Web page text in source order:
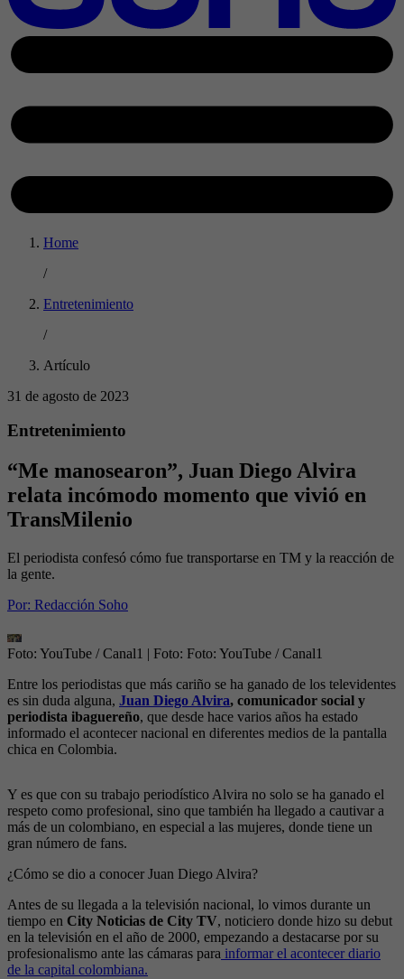
Home
/
Entretenimiento
/
Artículo
31 de agosto de 2023
Entretenimiento
“Me manosearon”, Juan Diego Alvira
relata incómodo momento que vivió en
TransMilenio
El periodista confesó cómo fue transportarse en TM y la reacción de
la gente.
Por: Redacción Soho
Foto: YouTube / Canal1 | Foto: Foto: YouTube / Canal1
Entre los periodistas que más cariño se ha ganado de los televidentes
es sin duda alguna, Juan Diego Alvira, comunicador social y
periodista ibaguereño, que desde hace varios años ha estado
informado el acontecer nacional en diferentes medios de la pantalla
chica en Colombia.
Y es que con su trabajo periodístico Alvira no solo se ha ganado el
respeto como profesional, sino que también ha llegado a cautivar a
más de un colombiano, en especial a las mujeres, donde tiene un
gran número de fans.
¿Cómo se dio a conocer Juan Diego Alvira?
Antes de su llegada a la televisión nacional, lo vimos durante un
tiempo en City Noticias de City TV, noticiero donde hizo su debut
en la televisión en el año de 2000, empezando a destacarse por su
profesionalismo ante las cámaras para informar el acontecer diario
de la capital colombiana.